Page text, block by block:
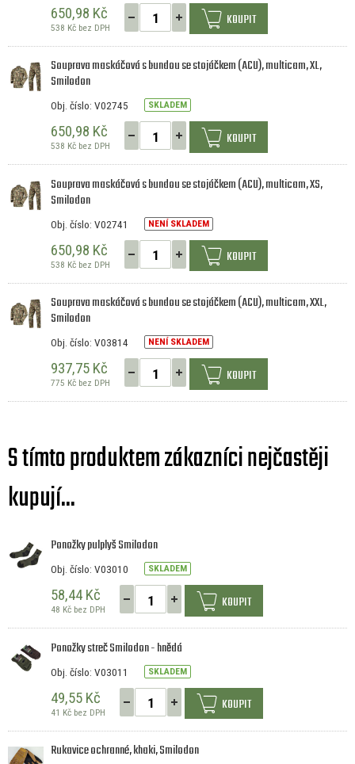
650,98 Kč
538 Kč bez DPH KOUPIT
Souprava maskáčová s bundou se stojáčkem (ACU), multicam, XL,
Smilodon
Obj. číslo: V02745 SKLADEM
650,98 Kč
538 Kč bez DPH KOUPIT
Souprava maskáčová s bundou se stojáčkem (ACU), multicam, XS,
Smilodon
Obj. číslo: V02741 NENÍ SKLADEM
650,98 Kč
538 Kč bez DPH KOUPIT
Souprava maskáčová s bundou se stojáčkem (ACU), multicam, XXL,
Smilodon
Obj. číslo: V03814 NENÍ SKLADEM
937,75 Kč
775 Kč bez DPH KOUPIT
S tímto produktem zákazníci nejčastěji
kupují...
Ponožky pulplyš Smilodon
Obj. číslo: V03010 SKLADEM
58,44 Kč
48 Kč bez DPH KOUPIT
Ponožky streč Smilodon - hnědá
Obj. číslo: V03011 SKLADEM
49,55 Kč
41 Kč bez DPH KOUPIT
Rukavice ochranné, khaki, Smilodon